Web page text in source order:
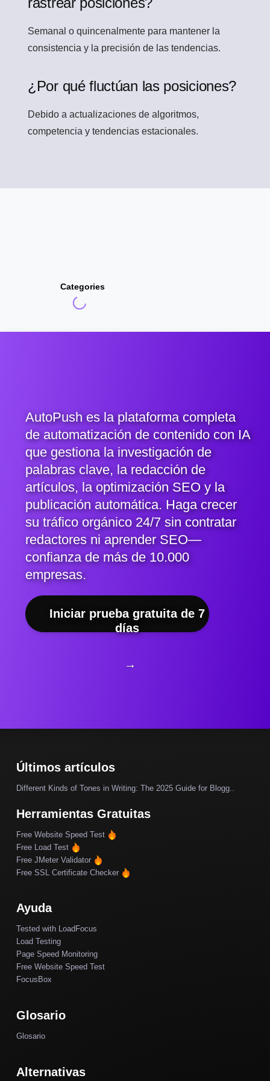
Semanal o quincenalmente para mantener la
consistencia y la precisión de las tendencias.
¿Por qué fluctúan las posiciones?
Debido a actualizaciones de algoritmos,
competencia y tendencias estacionales.
Categories
AutoPush es la plataforma completa
de automatización de contenido con IA
que gestiona la investigación de
palabras clave, la redacción de
artículos, la optimización SEO y la
publicación automática. Haga crecer
su tráfico orgánico 24/7 sin contratar
redactores ni aprender SEO—
confianza de más de 10.000
empresas.
Iniciar prueba gratuita de 7
días
→
Últimos artículos
Different Kinds of Tones in Writing: The 2025 Guide for Blogg..
Herramientas Gratuitas
Free Website Speed Test
Free Load Test
Free JMeter Validator
Free SSL Certificate Checker
Ayuda
Tested with LoadFocus
Load Testing
Page Speed Monitoring
Free Website Speed Test
FocusBox
Glosario
Glosario
Alternativas